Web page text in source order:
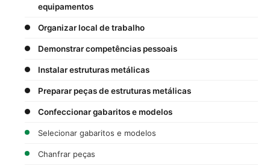
equipamentos
Organizar local de trabalho
Demonstrar competências pessoais
Instalar estruturas metálicas
Preparar peças de estruturas metálicas
Confeccionar gabaritos e modelos
Selecionar gabaritos e modelos
Chanfrar peças